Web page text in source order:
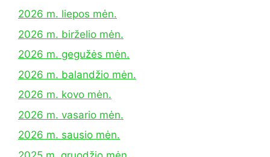
2026 m. liepos mėn.
2026 m. birželio mėn.
2026 m. gegužės mėn.
2026 m. balandžio mėn.
2026 m. kovo mėn.
2026 m. vasario mėn.
2026 m. sausio mėn.